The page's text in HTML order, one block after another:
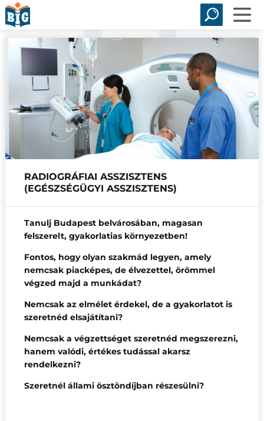
RADIOGRÁFIAI ASSZISZTENS
(EGÉSZSÉGÜGYI ASSZISZTENS)
Tanulj Budapest belvárosában, magasan
felszerelt, gyakorlatias környezetben!
Fontos, hogy olyan szakmád legyen, amely
nemcsakpiacképes, de élvezettel, örömmel
végzed majd a munkádat?
Nemcsak az elmélet érdekel, de a gyakorlatot is
szeretnéd elsajátítani?
Nemcsak a végzettséget szeretnéd megszerezni,
hanem valódi, értékes tudással akarsz
rendelkezni?
Szeretnél állami ösztöndíjban részesülni?